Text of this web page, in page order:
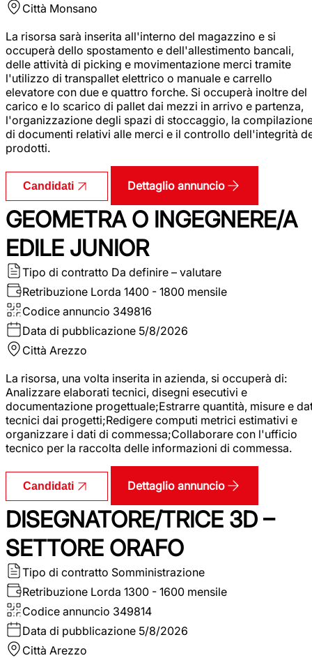
Città Monsano
La risorsa sarà inserita all'interno del magazzino e si
occuperà dello spostamento e dell'allestimento bancali,
delle attività di picking e movimentazione merci tramite
l'utilizzo di transpallet elettrico o manuale e carrello
elevatore con due e quattro forche. Si occuperà inoltre del
carico e lo scarico di pallet dai mezzi in arrivo e partenza,
l'organizzazione degli spazi di stoccaggio, la
di documenti relativi alle merci e il controllo dell'integrità
prodotti.
Candidati Dettaglio annuncio
GEOMETRA O INGEGNERE/A
EDILE JUNIOR
Tipo di contratto Da definire – valutare
Retribuzione Lorda 1400 - 1800 mensile
Codice annuncio 349816
Data di pubblicazione 5/8/2026
Città Arezzo
La risorsa, una volta inserita in azienda, si occuperà di:
Analizzare elaborati tecnici, disegni esecutivi e
documentazione progettuale;Estrarre quantità, misure e
tecnici dai progetti;Redigere computi metrici estimativi e
organizzare i dati di commessa;Collaborare con l'ufficio
tecnico per la raccolta delle informazioni di commessa.
Candidati Dettaglio annuncio
DISEGNATORE/TRICE 3D –
SETTORE ORAFO
Tipo di contratto Somministrazione
Retribuzione Lorda 1300 - 1600 mensile
Codice annuncio 349814
Data di pubblicazione 5/8/2026
Città Arezzo